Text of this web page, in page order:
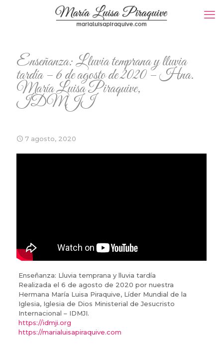
Enseñanza: Lluvia temprana y lluvia
tardía – 6 de agosto de 2020 – Hna.
María Luisa Piraquive,
IDMJI
7 agosto, 2020
Enseñanza: Lluvia temprana y lluvia tardía
Realizada el 6 de agosto de 2020 por nuestra
Hermana María Luisa Piraquive, Líder Mundial de la
Iglesia, Iglesia de Dios Ministerial de Jesucristo
Internacional – IDMJI.
https://idmji.org
https://marialuisapiraquive.com